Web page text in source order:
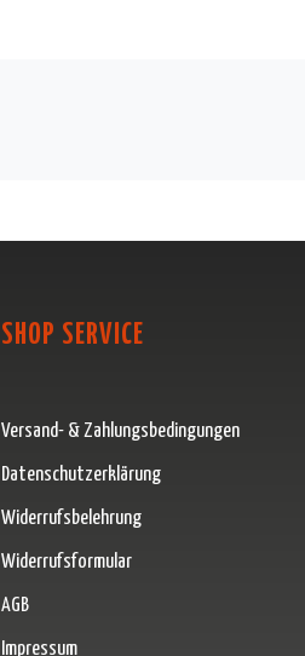
SHOP SERVICE
Versand- & Zahlungsbedingungen
Datenschutzerklärung
Widerrufsbelehrung
Widerrufsformular
AGB
Impressum